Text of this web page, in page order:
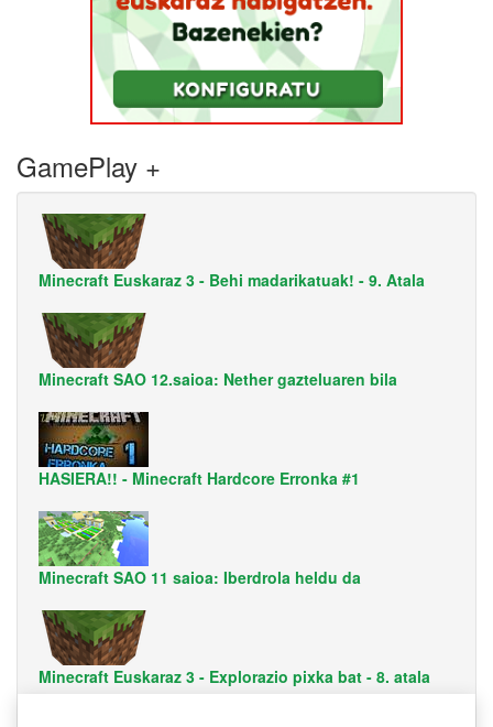
GamePlay +
Minecraft Euskaraz 3 - Behi madarikatuak! - 9. Atala
Minecraft SAO 12.saioa: Nether gazteluaren bila
HASIERA!! - Minecraft Hardcore Erronka #1
Minecraft SAO 11 saioa: Iberdrola heldu da
Minecraft Euskaraz 3 - Explorazio pixka bat - 8. atala